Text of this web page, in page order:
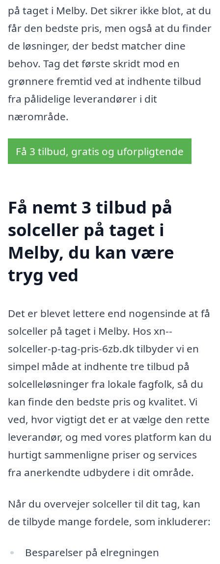
på taget i Melby. Det sikrer ikke blot, at du
får den bedste pris, men også at du finder
de løsninger, der bedst matcher dine
behov. Tag det første skridt mod en
grønnere fremtid ved at indhente tilbud
fra pålidelige leverandører i dit
nærområde.
Få 3 tilbud, gratis og uforpligtende
Få nemt 3 tilbud på
solceller på taget i
Melby, du kan være
tryg ved
Det er blevet lettere end nogensinde at få
solceller på taget i Melby. Hos xn--
solceller-p-tag-pris-6zb.dk tilbyder vi en
simpel måde at indhente tre tilbud på
solcelleløsninger fra lokale fagfolk, så du
kan finde den bedste pris og kvalitet. Vi
ved, hvor vigtigt det er at vælge den rette
leverandør, og med vores platform kan du
hurtigt sammenligne priser og services
fra anerkendte udbydere i dit område.
Når du overvejer solceller til dit tag, kan
de tilbyde mange fordele, som inkluderer:
Besparelser på elregningen